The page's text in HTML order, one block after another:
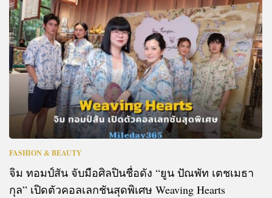
FASHION & BEAUTY
จิม ทอมป์สัน จับมือศิลปินชื่อดัง “ยูน ปัณพัท เตชเมธา
กุล” เปิดตัวคอลเลกชันสุดพิเศษ Weaving Hearts